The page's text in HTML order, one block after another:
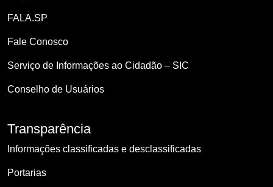
FALA.SP
Fale Conosco
Serviço de Informações ao Cidadão – SIC
Conselho de Usuários
Transparência
Informações classificadas e desclassificadas
Portarias